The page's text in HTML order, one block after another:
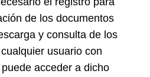
de los documentos
y consulta de los
usuario con
acceder a dicho